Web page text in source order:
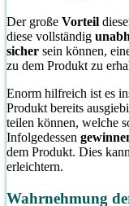
Der große Vorteil
diese vollständig
sicher sein können,
zu dem Produkt zu
Enorm hilfreich ist es
Produkt bereits
teilen können, welche
Infolgedessen
dem Produkt. Dies
erleichtern.
Wahrnehmung